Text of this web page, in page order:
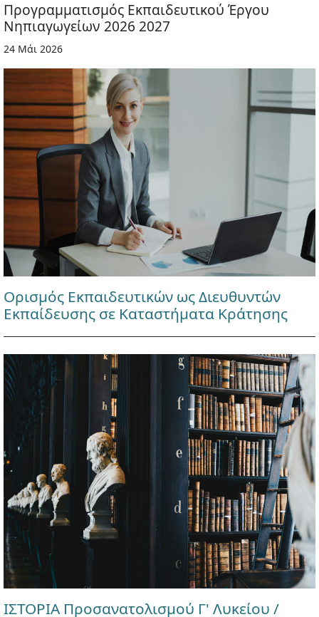
Προγραμματισμός Εκπαιδευτικού Έργου
Νηπιαγωγείων 2026 2027
24 Μάι 2026
Ορισμός Εκπαιδευτικών ως Διευθυντών
Εκπαίδευσης σε Καταστήματα Κράτησης
ΙΣΤΟΡΙΑ Προσανατολισμού Γ' Λυκείου /